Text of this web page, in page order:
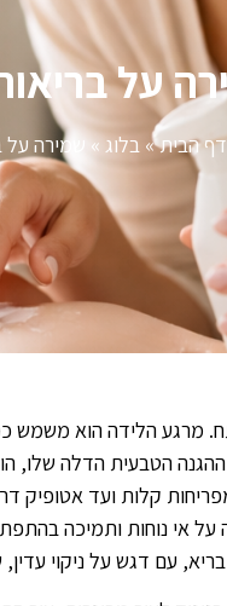
על
דף הבית»בלוג » שמירה על
מרגע הלידה הוא משמש
הטבעית הדלה שלו,
קלות ועד אטופיק
על אי נוחות ותמיכה
עם דגש על ניקוי עדין,